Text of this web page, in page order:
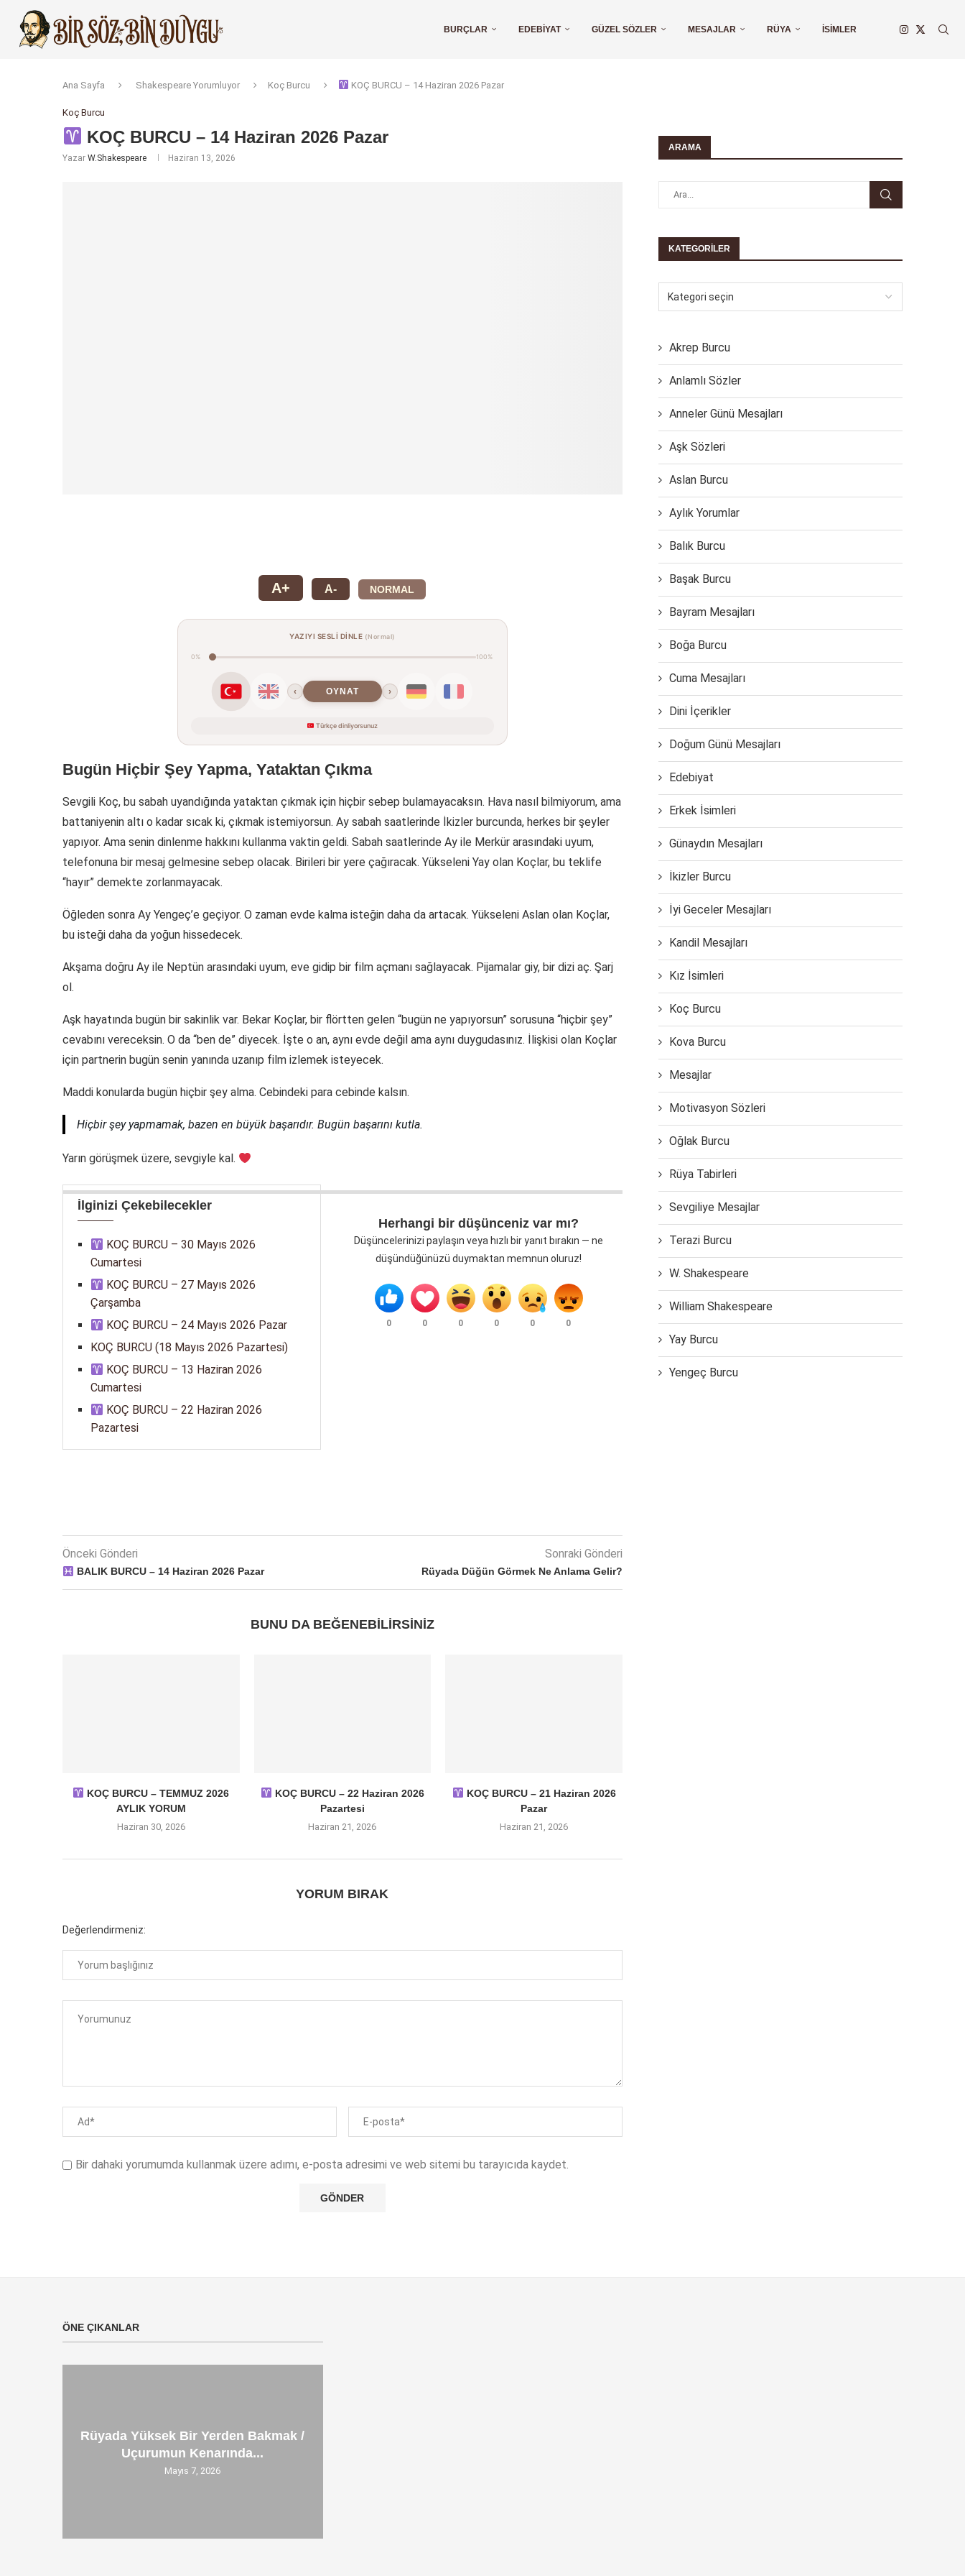
BURÇLAR EDEBIYAT GÜZEL SÖZLER MESAJLAR RÜYA İSIMLER
Ana Sayfa Shakespeare Yorumluyor Koç Burcu KOÇ BURCU – 14 Haziran 2026 Pazar
Koç Burcu
KOÇ BURCU – 14 Haziran 2026 Pazar
Yazar W.Shakespeare Haziran 13, 2026
A+ A- NORMAL
YAZIYI SESLİ DİNLE (Normal)
0% 100%
‹ OYNAT ›
Türkçe dinliyorsunuz
Bugün Hiçbir Şey Yapma, Yataktan Çıkma
Sevgili Koç, bu sabah uyandığında yataktan çıkmak için hiçbir sebep bulamayacaksın. Hava nasıl bilmiyorum, ama
battaniyenin altı o kadar sıcak ki, çıkmak istemiyorsun. Ay sabah saatlerinde İkizler burcunda, herkes bir şeyler
yapıyor. Ama senin dinlenme hakkını kullanma vaktin geldi. Sabah saatlerinde Ay ile Merkür arasındaki uyum,
telefonuna bir mesaj gelmesine sebep olacak. Birileri bir yere çağıracak. Yükseleni Yay olan Koçlar, bu teklife
“hayır” demekte zorlanmayacak.
Öğleden sonra Ay Yengeç’e geçiyor. O zaman evde kalma isteğin daha da artacak. Yükseleni Aslan olan Koçlar,
bu isteği daha da yoğun hissedecek.
Akşama doğru Ay ile Neptün arasındaki uyum, eve gidip bir film açmanı sağlayacak. Pijamalar giy, bir dizi aç. Şarj
ol.
Aşk hayatında bugün bir sakinlik var. Bekar Koçlar, bir flörtten gelen “bugün ne yapıyorsun” sorusuna “hiçbir şey”
cevabını vereceksin. O da “ben de” diyecek. İşte o an, aynı evde değil ama aynı duygudasınız. İlişkisi olan Koçlar
için partnerin bugün senin yanında uzanıp film izlemek isteyecek.
Maddi konularda bugün hiçbir şey alma. Cebindeki para cebinde kalsın.
Hiçbir şey yapmamak, bazen en büyük başarıdır. Bugün başarını kutla.
Yarın görüşmek üzere, sevgiyle kal.
İlginizi Çekebilecekler
KOÇ BURCU – 30 Mayıs 2026
Cumartesi
KOÇ BURCU – 27 Mayıs 2026
Çarşamba
KOÇ BURCU – 24 Mayıs 2026 Pazar
KOÇ BURCU (18 Mayıs 2026 Pazartesi)
KOÇ BURCU – 13 Haziran 2026
Cumartesi
KOÇ BURCU – 22 Haziran 2026
Pazartesi
Herhangi bir düşünceniz var mı?
Düşüncelerinizi paylaşın veya hızlı bir yanıt bırakın — ne
düşündüğünüzü duymaktan memnun oluruz!
0 0 0 0 0 0
Önceki Gönderi
BALIK BURCU – 14 Haziran 2026 Pazar
Sonraki Gönderi
Rüyada Düğün Görmek Ne Anlama Gelir?
BUNU DA BEĞENEBILIRSINIZ
KOÇ BURCU – TEMMUZ 2026
AYLIK YORUM
Haziran 30, 2026
KOÇ BURCU – 22 Haziran 2026
Pazartesi
Haziran 21, 2026
KOÇ BURCU – 21 Haziran 2026
Pazar
Haziran 21, 2026
YORUM BIRAK
Değerlendirmeniz:
Bir dahaki yorumumda kullanmak üzere adımı, e-posta adresimi ve web sitemi bu tarayıcıda kaydet.
ARAMA
KATEGORILER
Akrep Burcu
Anlamlı Sözler
Anneler Günü Mesajları
Aşk Sözleri
Aslan Burcu
Aylık Yorumlar
Balık Burcu
Başak Burcu
Bayram Mesajları
Boğa Burcu
Cuma Mesajları
Dini İçerikler
Doğum Günü Mesajları
Edebiyat
Erkek İsimleri
Günaydın Mesajları
İkizler Burcu
İyi Geceler Mesajları
Kandil Mesajları
Kız İsimleri
Koç Burcu
Kova Burcu
Mesajlar
Motivasyon Sözleri
Oğlak Burcu
Rüya Tabirleri
Sevgiliye Mesajlar
Terazi Burcu
W. Shakespeare
William Shakespeare
Yay Burcu
Yengeç Burcu
ÖNE ÇIKANLAR
Rüyada Yüksek Bir Yerden Bakmak /
Uçurumun Kenarında...
Mayıs 7, 2026